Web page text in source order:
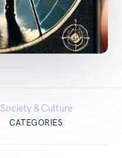
Society & Culture
CATEGORIES